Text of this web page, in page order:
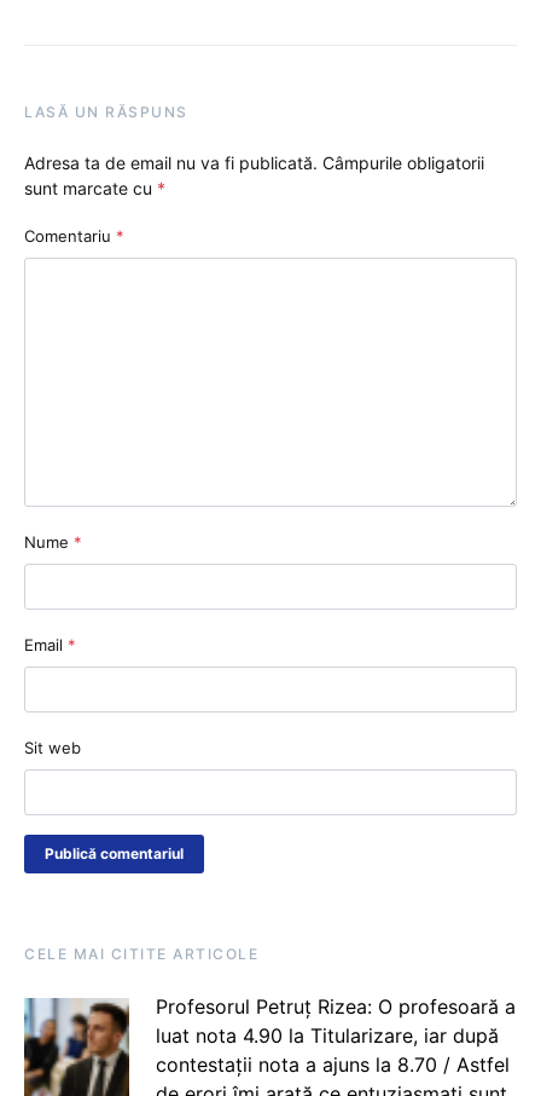
LASĂ UN RĂSPUNS
Adresa ta de email nu va fi publicată. Câmpurile obligatorii
sunt marcate cu *
Comentariu *
Nume *
Email *
Sit web
CELE MAI CITITE ARTICOLE
Profesorul Petruț Rizea: O profesoară a
luat nota 4.90 la Titularizare, iar după
contestații nota a ajuns la 8.70 / Astfel